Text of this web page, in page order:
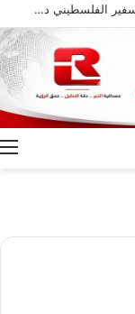
سفير سلطنة عُمان بالقاهرة يعزي في وفاة السفير الفلسطيني دياب اللوح